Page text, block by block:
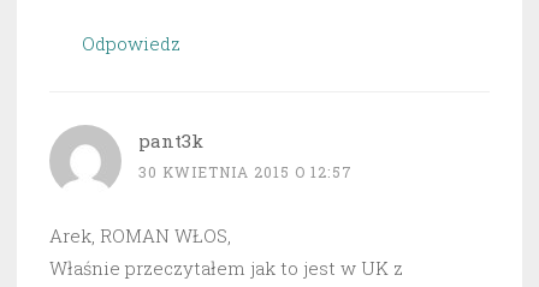
Odpowiedz
pant3k
30 KWIETNIA 2015 O 12:57
Arek, ROMAN WŁOS,
Właśnie przeczytałem jak to jest w UK z